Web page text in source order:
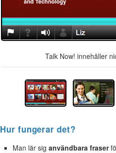
Talk Now! innehåller
Hur fungerar det?
Man lär sig användbara fraser